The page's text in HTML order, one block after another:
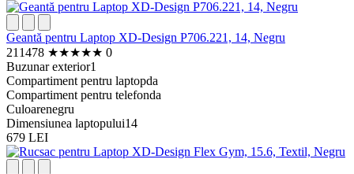
Geantă pentru Laptop XD-Design P706.221, 14, Negru
211478 ★★★★★ 0
Buzunar exterior1
Compartiment pentru laptopda
Compartiment pentru telefonda
Culoarenegru
Dimensiunea laptopului14
679 LEI